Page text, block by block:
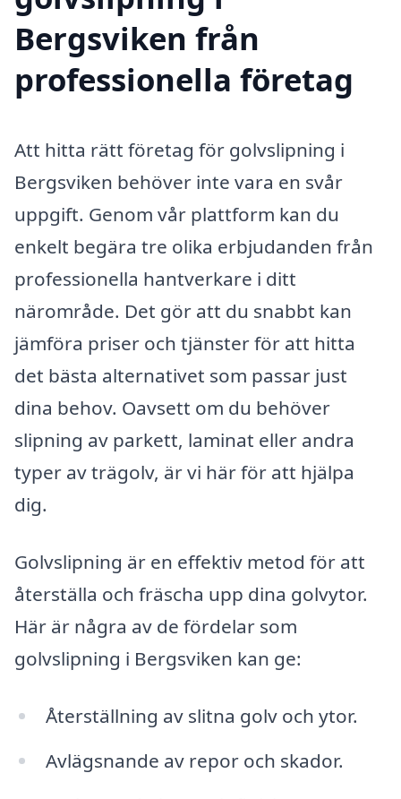
Bergsviken från
professionella företag
Att hitta rätt företag för golvslipning i
Bergsviken behöver inte vara en svår
uppgift. Genom vår plattform kan du
enkelt begära tre olika erbjudanden från
professionella hantverkare i ditt
närområde. Det gör att du snabbt kan
jämföra priser och tjänster för att hitta
det bästa alternativet som passar just
dina behov. Oavsett om du behöver
slipning av parkett, laminat eller andra
typer av trägolv, är vi här för att hjälpa
dig.
Golvslipning är en effektiv metod för att
återställa och fräscha upp dina golvytor.
Här är några av de fördelar som
golvslipning i Bergsviken kan ge:
Återställning av slitna golv och ytor.
Avlägsnande av repor och skador.